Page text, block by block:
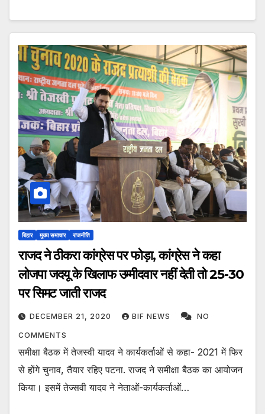
बिहार मुख्य समाचार राजनीति
राजद ने ठीकरा कांग्रेस पर फोड़ा, कांग्रेस ने कहा
लोजपा जदयू के खिलाफ उम्मीदवार नहीं देती तो 25-30
पर सिमट जाती राजद
DECEMBER 21, 2020 BIF NEWS NO
COMMENTS
समीक्षा बैठक में तेजस्वी यादव ने कार्यकर्ताओं से कहा- 2021 में फिर
से होंगे चुनाव, तैयार रहिए पटना. राजद ने समीक्षा बैठक का आयोजन
किया। इसमें तेज्सवी यादव ने नेताओं-कार्यकर्ताओं…